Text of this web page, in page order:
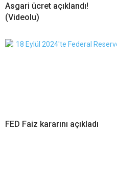
Asgari ücret açıklandı!
(Videolu)
FED Faiz kararını açıkladı